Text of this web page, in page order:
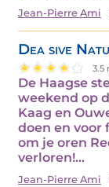
Jean-Pierre Ami
Dea sive
3.5
De Haagse
weekend op
Kaag en
doen en voor
om je oren
verloren!…
Jean-Pierre Ami